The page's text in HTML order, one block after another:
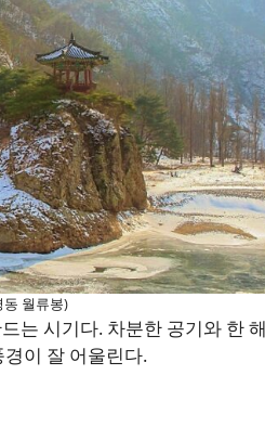
월류봉)
는 시기다. 차분한 공기와 한
이 잘 어울린다.